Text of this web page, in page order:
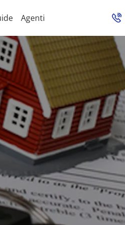
Agenti